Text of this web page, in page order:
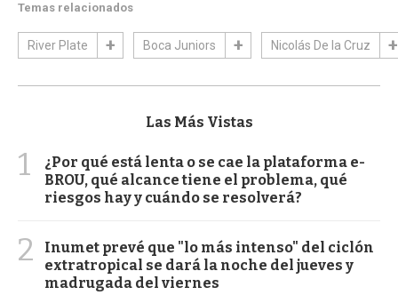
Temas relacionados
River Plate Boca Juniors Nicolás De la Cruz
Las Más Vistas
1
¿Por qué está lenta o se cae la plataforma e-
BROU, qué alcance tiene el problema, qué
riesgos hay y cuándo se resolverá?
2
Inumet prevé que "lo más intenso" del ciclón
extratropical se dará la noche del jueves y
madrugada del viernes